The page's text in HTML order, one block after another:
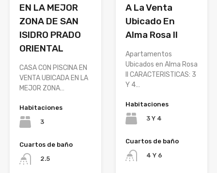
EN LA MEJOR
ZONA DE SAN
ISIDRO PRADO
ORIENTAL
CASA CON PISCINA EN
VENTA UBICADA EN LA
MEJOR ZONA…
Habitaciones
3
Cuartos de baño
2.5
A La Venta
Ubicado En
Alma Rosa II
Apartamentos
Ubicados en Alma Rosa
II CARACTERISTICAS: 3
Y 4…
Habitaciones
3 Y 4
Cuartos de baño
4 Y 6